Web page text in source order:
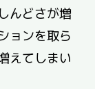
んどさが増
ョンを取ら
えてしまい